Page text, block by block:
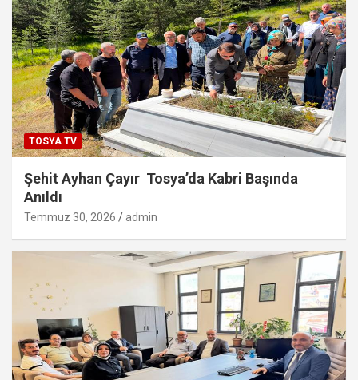
TOSYA TV
Şehit Ayhan Çayır Tosya’da Kabri Başında
Anıldı
Temmuz 30, 2026 admin